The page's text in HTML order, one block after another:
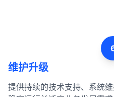
维护升级
提供持续的技术支持、系统